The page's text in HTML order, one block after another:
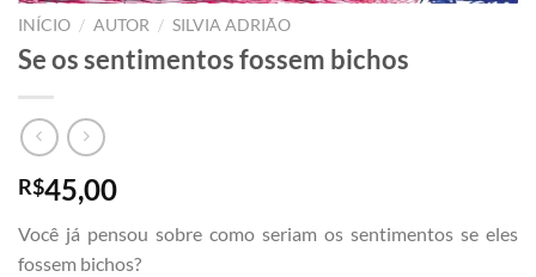
INÍCIO / AUTOR / SILVIA ADRIÃO
Se os sentimentos fossem bichos
R$45,00
Você já pensou sobre como seriam os sentimentos se eles
fossem bichos?